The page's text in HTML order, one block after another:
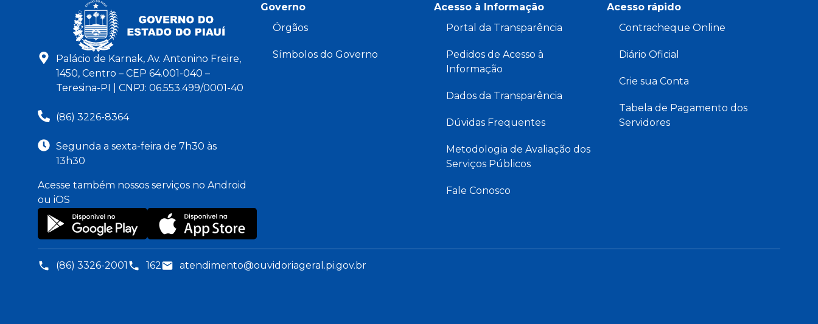
Palácio de Karnak, Av. Antonino Freire,
1450, Centro – CEP 64.001-040 –
Teresina-PI | CNPJ: 06.553.499/0001-40
(86) 3226-8364
Segunda a sexta-feira de 7h30 às
13h30
Acesse também nossos serviços no Android
ou iOS
Governo
Órgãos
Símbolos do Governo
Acesso à Informação
Portal da Transparência
Pedidos de Acesso à
Informação
Dados da Transparência
Dúvidas Frequentes
Metodologia de Avaliação dos
Serviços Públicos
Fale Conosco
Acesso rápido
Contracheque Online
Diário Oficial
Crie sua Conta
Tabela de Pagamento dos
Servidores
(86) 3326-2001 162 atendimento@ouvidoriageral.pi.gov.br